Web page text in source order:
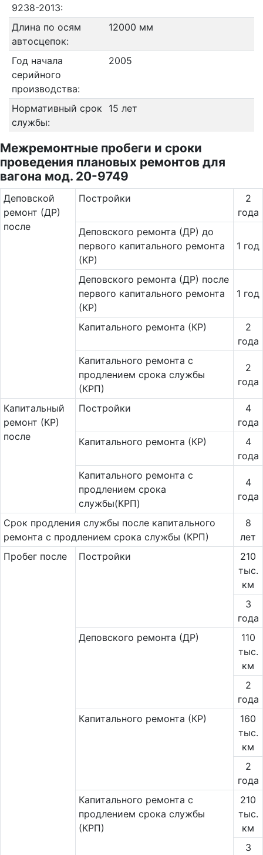
9238-2013:
Длина по осям
автосцепок:
12000 мм
Год начала
серийного
производства:
2005
Нормативный срок
службы:
15 лет
Межремонтные пробеги и сроки
проведения плановых ремонтов для
вагона мод. 20-9749
Де­повс­кой
ремонт (ДР)
после
Постройки
2
года
Деповского ремонта (ДР) до
первого капитального ремонта
(КР)
1 год
Деповского ремонта (ДР) после
первого капитального ремонта
(КР)
1 год
Капитального ремонта (КР)
2
года
Ка­питального ремонта с
продлением срока службы
(КРП)
2
года
Ка­пи­таль­ный
ремонт (КР)
после
Постройки
4
года
Капитального ремонта (КР)
4
года
Капитального ремонта с
продлением срока
службы(КРП)
4
года
Срок продления службы после капитального
ремонта с продлением срока службы (КРП)
8
лет
Пробег после
Постройки
210
тыс.
км
3
года
Деповского ремонта (ДР)
110
тыс.
км
2
года
Капитального ремонта (КР)
160
тыс.
км
2
года
Капитального ремонта с
продлением срока службы
(КРП)
210
тыс.
км
3